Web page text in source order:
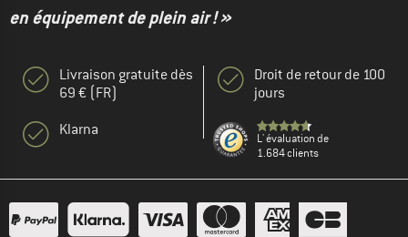
en équipement de plein air ! »
Livraison gratuite dès
69 € (FR)
Klarna
Droit de retour de 100
jours
L' évaluation de
1.684 clients